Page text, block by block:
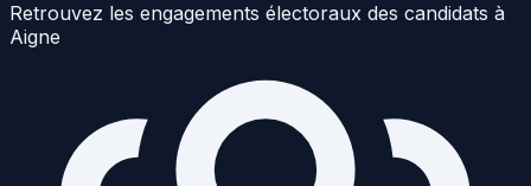
Retrouvez les engagements électoraux des candidats à
Aigne